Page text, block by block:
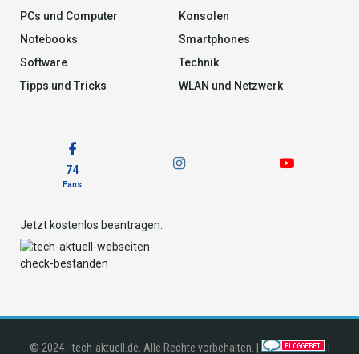
PCs und Computer
Konsolen
Notebooks
Smartphones
Software
Technik
Tipps und Tricks
WLAN und Netzwerk
74
Fans
Jetzt kostenlos beantragen:
© 2024 - tech-aktuell.de. Alle Rechte vorbehalten. |